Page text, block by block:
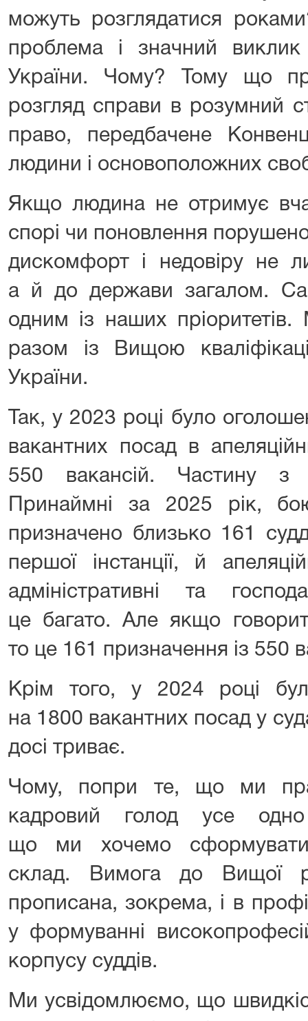
можуть розглядатися
проблема і значний
України. Чому? Тому що
розгляд справи в розумний
право, передбачене
людини і основоположних
Якщо людина не отримує
спорі чи поновлення
дискомфорт і недовіру не
а й до держави загалом.
одним із наших
разом із Вищою
України.
Так, у 2023 році було
вакантних посад в
550 вакансій. Частину
Принаймні за 2025 рік,
призначено близько 161
першої інстанції, й
адміністративні та
це багато. Але якщо
то це 161 призначення із 550
Крім того, у 2024 році
на 1800 вакантних посад у
досі триває.
Чому, попри те, що ми
кадровий голод усе
що ми хочемо сформувати
склад. Вимога до Вищої
прописана, зокрема, і в
у формуванні
корпусу суддів.
Ми усвідомлюємо, що